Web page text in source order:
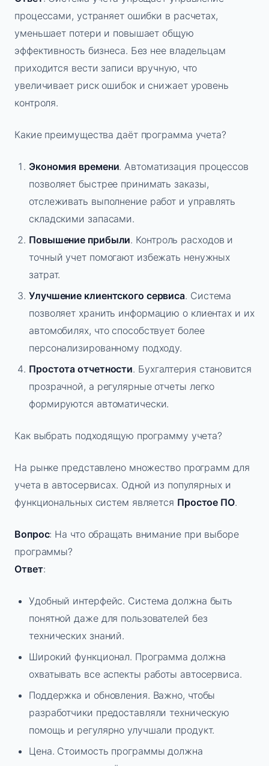
процессами, устраняет ошибки в расчетах,
уменьшает потери и повышает общую
эффективность бизнеса. Без нее владельцам
приходится вести записи вручную, что
увеличивает риск ошибок и снижает уровень
контроля.
Какие преимущества даёт программа учета?
Экономия времени. Автоматизация процессов
позволяет быстрее принимать заказы,
отслеживать выполнение работ и управлять
складскими запасами.
Повышение прибыли. Контроль расходов и
точный учет помогают избежать ненужных
затрат.
Улучшение клиентского сервиса. Система
позволяет хранить информацию о клиентах и их
автомобилях, что способствует более
персонализированному подходу.
Простота отчетности. Бухгалтерия становится
прозрачной, а регулярные отчеты легко
формируются автоматически.
Как выбрать подходящую программу учета?
На рынке представлено множество программ для
учета в автосервисах. Одной из популярных и
функциональных систем является Простое ПО.
Вопрос: На что обращать внимание при выборе
программы?
Ответ:
Удобный интерфейс. Система должна быть
понятной даже для пользователей без
технических знаний.
Широкий функционал. Программа должна
охватывать все аспекты работы автосервиса.
Поддержка и обновления. Важно, чтобы
разработчики предоставляли техническую
помощь и регулярно улучшали продукт.
Цена. Стоимость программы должна